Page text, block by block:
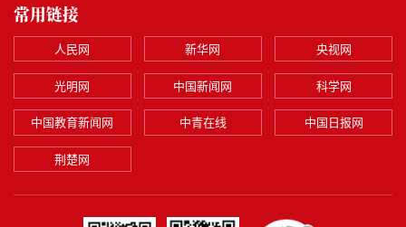
常用链接
人民网 新华网 央视网
光明网 中国新闻网 科学网
中国教育新闻网 中青在线 中国日报网
荆楚网